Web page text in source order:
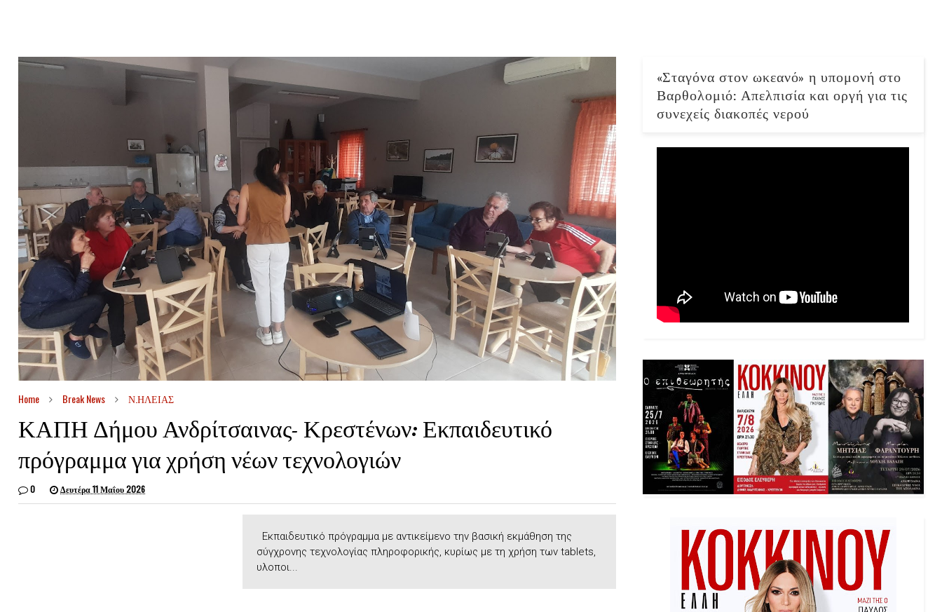
Home Break News Ν.ΗΛΕΙΑΣ
ΚΑΠΗ Δήμου Ανδρίτσαινας- Κρεστένων: Εκπαιδευτικό
πρόγραμμα για χρήση νέων τεχνολογιών
0 Δευτέρα 11 Μαΐου 2026
Εκπαιδευτικό πρόγραμμα με αντικείμενο την βασική εκμάθηση της
σύγχρονης τεχνολογίας πληροφορικής, κυρίως με τη χρήση των tablets,
υλοποι...
«Σταγόνα στον ωκεανό» η υπομονή στο
Βαρθολομιό: Απελπισία και οργή για τις
συνεχείς διακοπές νερού